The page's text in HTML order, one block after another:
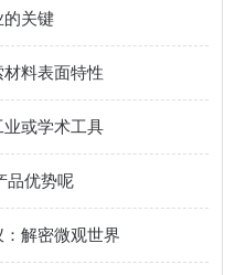
的关键
料表面特性
或学术工具
品优势呢
解密微观世界